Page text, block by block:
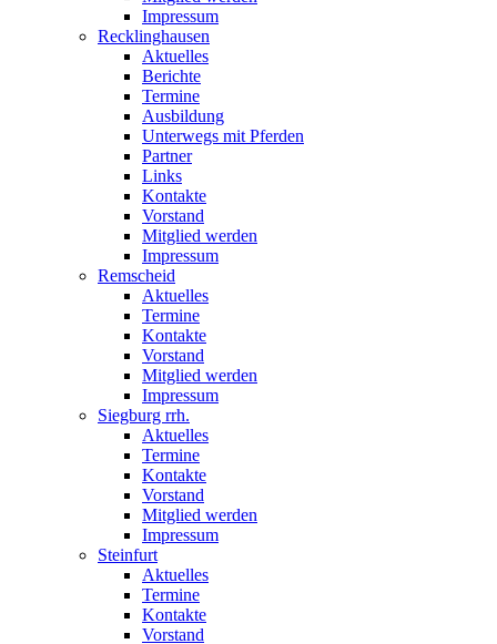
Impressum
Recklinghausen
Aktuelles
Berichte
Termine
Ausbildung
Unterwegs mit Pferden
Partner
Links
Kontakte
Vorstand
Mitglied werden
Impressum
Remscheid
Aktuelles
Termine
Kontakte
Vorstand
Mitglied werden
Impressum
Siegburg rrh.
Aktuelles
Termine
Kontakte
Vorstand
Mitglied werden
Impressum
Steinfurt
Aktuelles
Termine
Kontakte
Vorstand